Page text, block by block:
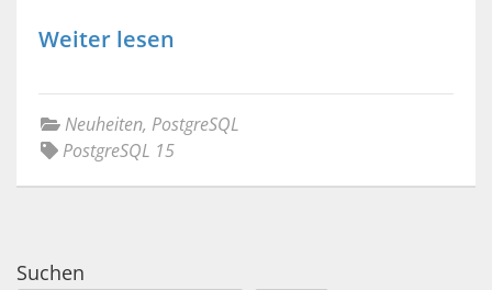
Weiter lesen
Neuheiten, PostgreSQL
PostgreSQL 15
Suchen